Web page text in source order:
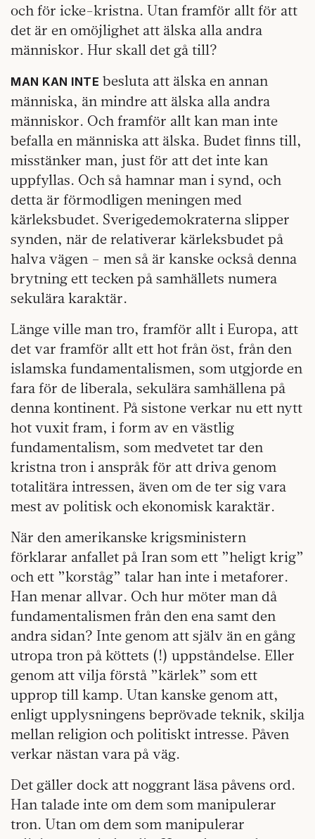
och för icke-kristna. Utan framför allt för att
det är en omöjlighet att älska alla andra
människor. Hur skall det gå till?
MAN KAN INTE besluta att älska en annan
människa, än mindre att älska alla andra
människor. Och framför allt kan man inte
befalla en människa att älska. Budet finns till,
misstänker man, just för att det inte kan
uppfyllas. Och så hamnar man i synd, och
detta är förmodligen meningen med
kärleksbudet. Sverigedemokraterna slipper
synden, när de relativerar kärleksbudet på
halva vägen – men så är kanske också denna
brytning ett tecken på samhällets numera
sekulära karaktär.
Länge ville man tro, framför allt i Europa, att
det var framför allt ett hot från öst, från den
islamska fundamentalismen, som utgjorde en
fara för de liberala, sekulära samhällena på
denna kontinent. På sistone verkar nu ett nytt
hot vuxit fram, i form av en västlig
fundamentalism, som medvetet tar den
kristna tron i anspråk för att driva genom
totalitära intressen, även om de ter sig vara
mest av politisk och ekonomisk karaktär.
När den amerikanske krigsministern
förklarar anfallet på Iran som ett ”heligt krig”
och ett ”korståg” talar han inte i metaforer.
Han menar allvar. Och hur möter man då
fundamentalismen från den ena samt den
andra sidan? Inte genom att själv än en gång
utropa tron på köttets (!) uppståndelse. Eller
genom att vilja förstå ”kärlek” som ett
upprop till kamp. Utan kanske genom att,
enligt upplysningens beprövade teknik, skilja
mellan religion och politiskt intresse. Påven
verkar nästan vara på väg.
Det gäller dock att noggrant läsa påvens ord.
Han talade inte om dem som manipulerar
tron. Utan om dem som manipulerar